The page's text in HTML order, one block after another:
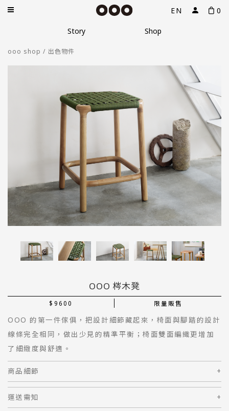
EN 0
Story Shop
Podcast
ooo shop / 出色物件
OOO 梣木凳
$9600 限量販售
OOO 的第一件傢俱，把設計細節藏起來，椅面與腳踏的設計
線條完全相同，做出少見的精準平衡；椅面雙面編織更增加
了細緻度與舒適。
商品細節 +
運送需知 +